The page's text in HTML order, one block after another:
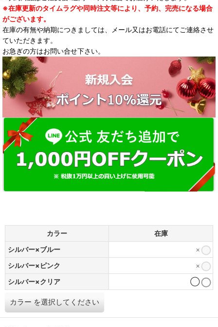
※在庫更新のタイムラグや同時注文等により、予約、完売になる場合
がございます。
在庫の有無や納期につきましては、メール又はお電話にてご連絡させ
ていただきます。
お急ぎの方はお問い合せ下さい。
カラー
在庫
シルバー×ブルー
×
シルバー×ピンク
×
シルバー×クリア
◯
カラー を選択してください